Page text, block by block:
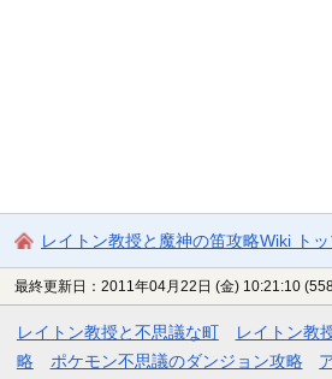
レイトン教授と魔神の笛攻略Wiki ト
最終更新日：2011年04月22日 (金) 10:21:10
レイトン教授と不思議な町 レイトン教
略
ポケモン不思議のダンジョン攻略